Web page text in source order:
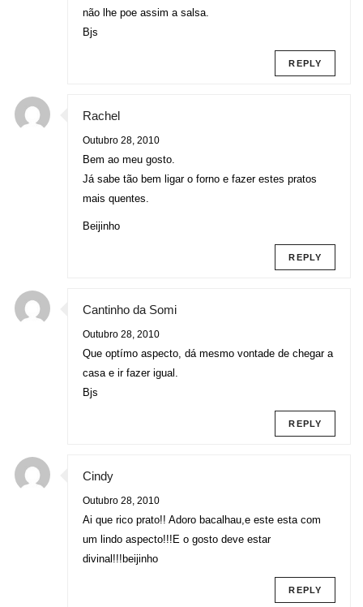
não lhe poe assim a salsa.
Bjs
REPLY
Rachel
Outubro 28, 2010
Bem ao meu gosto.
Já sabe tão bem ligar o forno e fazer estes pratos
mais quentes.
Beijinho
REPLY
Cantinho da Somi
Outubro 28, 2010
Que optímo aspecto, dá mesmo vontade de chegar a
casa e ir fazer igual.
Bjs
REPLY
Cindy
Outubro 28, 2010
Ai que rico prato!! Adoro bacalhau,e este esta com
um lindo aspecto!!!E o gosto deve estar
divinal!!!beijinho
REPLY